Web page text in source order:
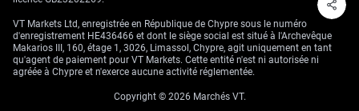
VT Markets Ltd, enregistrée en République de Chypre sous le numéro
d'enregistrement HE436466 et dont le siège social est situé à l'Archevêque
Makarios III, 160, étage 1, 3026, Limassol, Chypre, agit uniquement en tant
qu'agent de paiement pour VT Markets. Cette entité n'est ni autorisée ni
agréée à Chypre et n'exerce aucune activité réglementée.
Copyright © 2026 Marchés VT.